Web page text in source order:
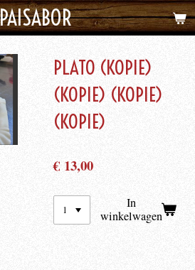
PAISABOR
PLATO (KOPIE)
(KOPIE) (KOPIE)
(KOPIE)
€ 13,00
In
winkelwagen